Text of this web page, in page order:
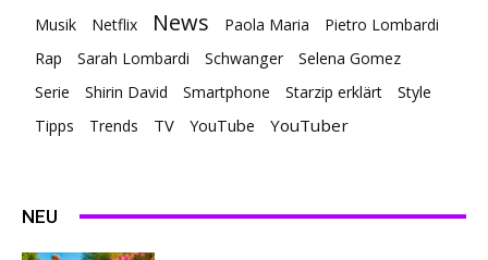
Musik
Netflix News Paola Maria
Pietro Lombardi
Rap
Sarah Lombardi Schwanger
Selena Gomez
Serie
Shirin David Smartphone Starzip erklärt
Style
Tipps
Trends TV YouTube YouTuber
NEU